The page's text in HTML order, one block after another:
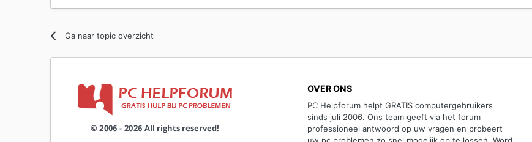
Ga naar topic overzicht
OVER ONS
PC Helpforum helpt GRATIS computergebruikers
sinds juli 2006. Ons team geeft via het forum
professioneel antwoord op uw vragen en probeert